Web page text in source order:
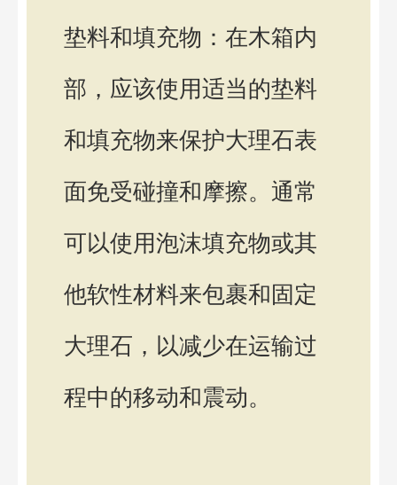
垫料和填充物：在木箱内
部，应该使用适当的垫料
和填充物来保护大理石表
面免受碰撞和摩擦。通常
可以使用泡沫填充物或其
他软性材料来包裹和固定
大理石，以减少在运输过
程中的移动和震动。